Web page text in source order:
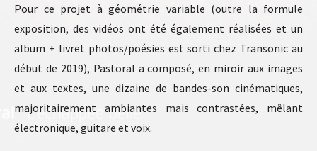
Pour ce projet à géométrie variable (outre la formule
exposition, des vidéos ont été également réalisées et un
album + livret photos/poésies est sorti chez Transonic au
début de 2019), Pastoral a composé, en miroir aux images
et aux textes, une dizaine de bandes-son cinématiques,
majoritairement ambiantes mais contrastées, mêlant
électronique, guitare et voix.